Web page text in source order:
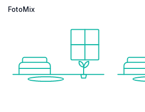
Post <375m
U-Bahn <300m
Straßenbahn <275m
Bahnhof <375m
FotoMix